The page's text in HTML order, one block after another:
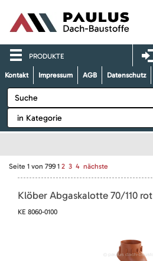
PRODUKTE
Kontakt Impressum AGB Datenschutz
Seite 1 von 799 1 2 3 4 nächste
Klöber Abgaskalotte 70/110 rot
KE 8060-0100